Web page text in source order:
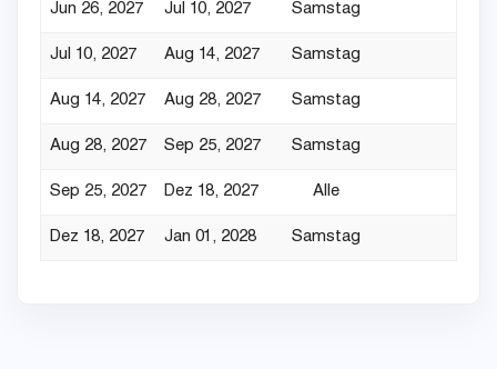
Jun 26, 2027 Jul 10, 2027 Samstag
Jul 10, 2027 Aug 14, 2027 Samstag
Aug 14, 2027 Aug 28, 2027 Samstag
Aug 28, 2027 Sep 25, 2027 Samstag
Sep 25, 2027 Dez 18, 2027 Alle
Dez 18, 2027 Jan 01, 2028 Samstag